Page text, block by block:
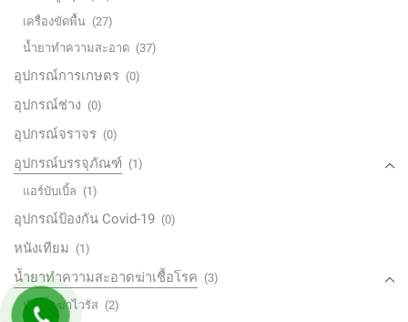
เครื่องขัดพื้น (27)
น้ำยาทำความสะอาด (37)
อุปกรณ์การเกษตร (0)
อุปกรณ์ช่าง (0)
อุปกรณ์จราจร (0)
อุปกรณ์บรรจุภัณฑ์ (1)
แอร์บับเบิ้ล (1)
อุปกรณ์ป้องกัน Covid-19 (0)
หนังเทียม (1)
น้ำยาทำความสะอาดฆ่าเชื้อโรค (3)
หัวเชื้อฆ่าไวรัส (2)